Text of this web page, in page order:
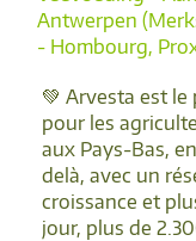
Antwerpen
- Hombourg,
💚 Arvesta est
pour les
aux Pays-Bas,
delà, avec un
croissance et
jour, plus de